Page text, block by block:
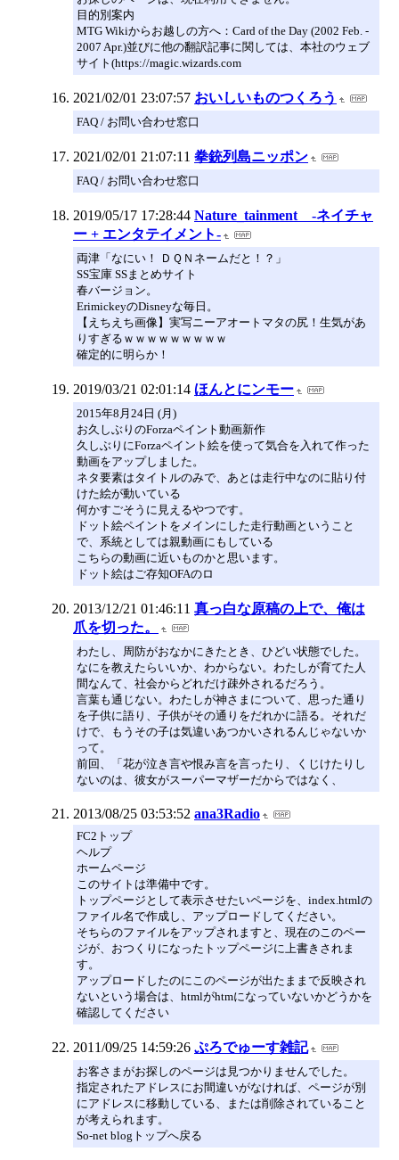
目的別案内
MTG Wikiからお越しの方へ：Card of the Day (2002 Feb. -
2007 Apr.)並びに他の翻訳記事に関しては、本社のウェブ
サイト(https://magic.wizards.com
2021/02/01 23:07:57 おいしいものつくろう
FAQ / お問い合わせ窓口
2021/02/01 21:07:11 拳銃列島ニッポン
FAQ / お問い合わせ窓口
2019/05/17 17:28:44 Nature_tainment -ネイチャ
ー + エンタテイメント-
両津「なにい！ ＤＱＮネームだと！？」
SS宝庫 SSまとめサイト
春バージョン。
ErimickeyのDisneyな毎日。
【えちえち画像】実写ニーアオートマタの尻！生気があ
りすぎるｗｗｗｗｗｗｗｗｗ
確定的に明らか！
2019/03/21 02:01:14 ほんとにンモー
2015年8月24日 (月)
お久しぶりのForzaペイント動画新作
久しぶりにForzaペイント絵を使って気合を入れて作った
動画をアップしました。
ネタ要素はタイトルのみで、あとは走行中なのに貼り付
けた絵が動いている
何かすごそうに見えるやつです。
ドット絵ペイントをメインにした走行動画ということ
で、系統としては親動画にもしている
こちらの動画に近いものかと思います。
ドット絵はご存知OFAのロ
2013/12/21 01:46:11 真っ白な原稿の上で、俺は
爪を切った。
わたし、周防がおなかにきたとき、ひどい状態でした。
なにを教えたらいいか、わからない。わたしが育てた人
間なんて、社会からどれだけ疎外されるだろう。
言葉も通じない。わたしが神さまについて、思った通り
を子供に語り、子供がその通りをだれかに語る。それだ
けで、もうその子は気違いあつかいされるんじゃないか
って。
前回、「花が泣き言や恨み言を言ったり、くじけたりし
ないのは、彼女がスーパーマザーだからではなく、
2013/08/25 03:53:52 ana3Radio
FC2トップ
ヘルプ
ホームページ
このサイトは準備中です。
トップページとして表示させたいページを、index.htmlの
ファイル名で作成し、アップロードしてください。
そちらのファイルをアップされますと、現在のこのペー
ジが、おつくりになったトップページに上書きされま
す。
アップロードしたのにこのページが出たままで反映され
ないという場合は、htmlがhtmになっていないかどうかを
確認してください
2011/09/25 14:59:26 ぷろでゅーす雑記
お客さまがお探しのページは見つかりませんでした。
指定されたアドレスにお間違いがなければ、ページが別
にアドレスに移動している、または削除されていること
が考えられます。
So-net blogトップへ戻る